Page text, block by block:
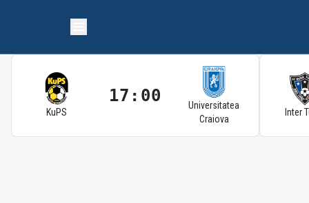
KuPS
17:00
Universitatea
Craiova
Inter